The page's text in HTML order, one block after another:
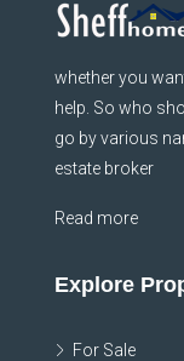
whether you
help. So who
go by various
estate broker
Read more
Explore
For Sale